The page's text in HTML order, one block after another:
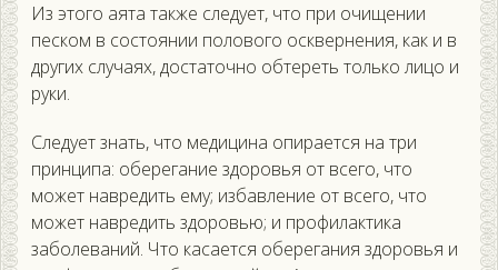
Из этого аята также следует, что при очищении
песком в состоянии полового осквернения, как и в
других случаях, достаточно обтереть только лицо и
руки.
Следует знать, что медицина опирается на три
принципа: оберегание здоровья от всего, что
может навредить ему; избавление от всего, что
может навредить здоровью; и профилактика
заболеваний. Что касается оберегания здоровья и